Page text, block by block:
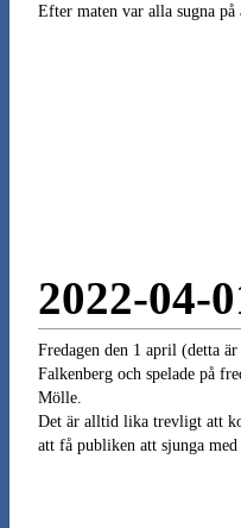
Efter maten var alla sugna på
2022-04-
Fredagen den 1 april (detta
Falkenberg och spelade på
Mölle.
Det är alltid lika trevligt att
att få publiken att sjunga med